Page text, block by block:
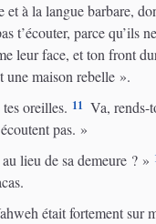
à la langue barbare,
t’écouter, parce qu’ils
leur face, et ton front
une maison rebelle ».
oreilles. 11 Va, rends-
pas. »
lieu de sa demeure ? »
était fortement sur